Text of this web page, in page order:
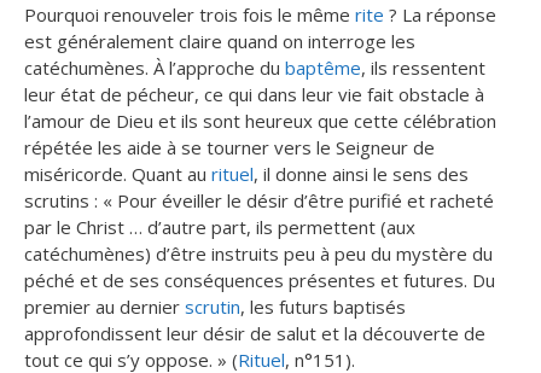
Pourquoi renouveler trois fois le même rite ? La réponse
est généralement claire quand on interroge les
catéchumènes. À l’approche du baptême, ils ressentent
leur état de pécheur, ce qui dans leur vie fait obstacle à
l’amour de Dieu et ils sont heureux que cette célébration
répétée les aide à se tourner vers le Seigneur de
miséricorde. Quant au rituel, il donne ainsi le sens des
scrutins : « Pour éveiller le désir d’être purifié et racheté
par le Christ … d’autre part, ils permettent (aux
catéchumènes) d’être instruits peu à peu du mystère du
péché et de ses conséquences présentes et futures. Du
premier au dernier scrutin, les futurs baptisés
approfondissent leur désir de salut et la découverte de
tout ce qui s’y oppose. » (Rituel, n°151).